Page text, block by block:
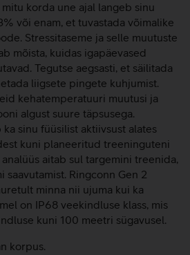
korda une ajal langeb sinu
või enam, et tuvastada võimalike
Stressitaseme ja selle muutuste
mõista, kuidas igapäevased
Tegutse aegsasti, et säilitada
liigsete pingete kuhjumist.
kehatemperatuuri muutusi ja
algust suure täpsusega.
sinu füüsilist aktiivsust alates
kuni planeeritud treeninguteni
aitab sul targemini treenida,
Ringconn Gen 2
minna nii ujuma kui ka
on IP68 veekindluse klass, mis
kuni 100 meetri sügavusel.
korpus.